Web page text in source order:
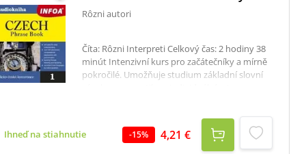
Rôzni autori
Číta: Rôzni Interpreti Celkový čas: 2 hodiny 38
minút Intenzivní kurs pro začátečníky a mírně
pokročilé. Umožňuje studium základní slovní
opakovacích, zahrnuje konverzační texty,
významné idiomatické obraty a slovník.
Audiokniha je určena pro anglicky hovořící
Ihneď na stiahnutie -15% 4,21 €